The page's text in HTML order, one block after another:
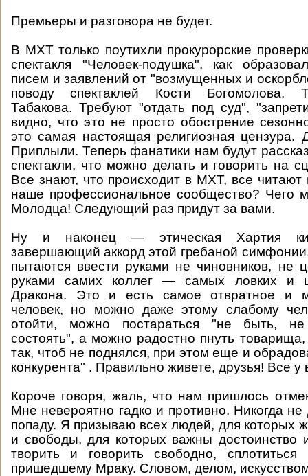
Премьеры и разговора не будет.
В МХТ только поутихли прокурорские
спектакля "Человек-подушка", как
писем и заявлений от "возмущенных и
поводу спектаклей Кости Богомолова.
Табакова. Требуют "отдать под суд",
видно, что это не просто обострение
это самая настоящая религиозная цензура.
Приплыли. Теперь фанатики нам будут
спектакли, что можно делать и говорить на
Все знают, что происходит в МХТ, все читают
наше профессиональное сообщество? Чего
Молодца! Следующий раз придут за вами.
Ну и наконец — этическая Хартия
завершающий аккорд этой гребаной
пытаются ввести руками не чиновников, не
руками самих коллег — самых ловких и
Дракона. Это и есть самое отвратное и
человек, но можно даже этому слабому
отойти, можно постараться "не быть, не
состоять", а можно радостно пнуть
так, чтоб не поднялся, при этом еще и
конкурента" . Правильно живете, друзья! Все у
Короче говоря, жаль, что нам пришлось
Мне невероятно гадко и противно. Никогда не
попаду. Я призываю всех людей, для которых
и свободы, для которых важны достоинство
творить и говорить свободно, сплотиться
пришедшему Мраку. Словом, делом,